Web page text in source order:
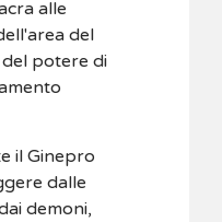
alle
del
potere di
il Ginepro
dalle
demoni,